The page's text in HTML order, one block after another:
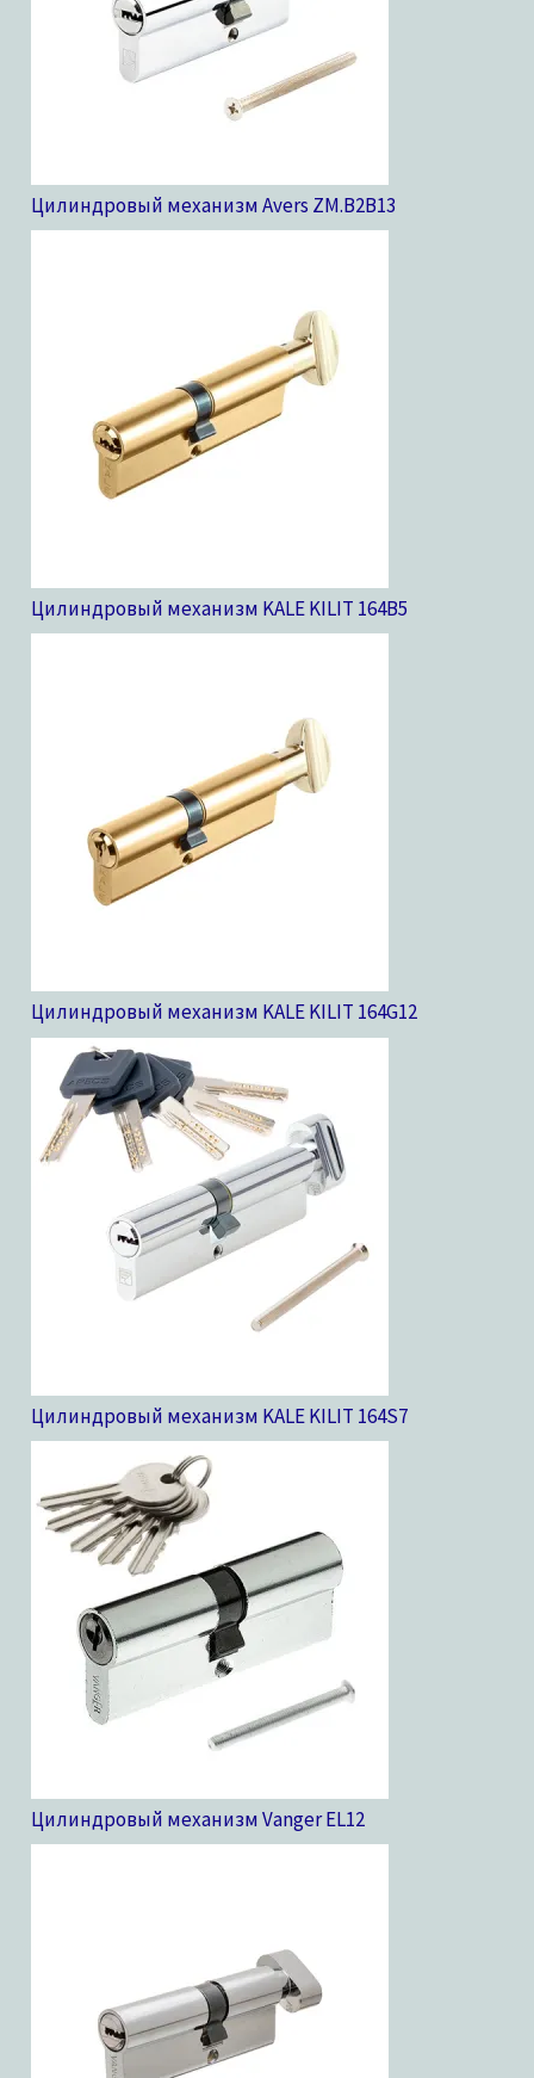
Цилиндровый механизм Avers ZM.B2B13
Цилиндровый механизм KALE KILIT 164B5
Цилиндровый механизм KALE KILIT 164G12
Цилиндровый механизм KALE KILIT 164S7
Цилиндровый механизм Vanger EL12